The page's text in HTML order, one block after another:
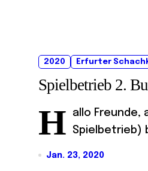
2020 Erfurter
Spielbetrieb 2.
H
allo Freunde,
Spielbetrieb)
Jan. 23, 2020